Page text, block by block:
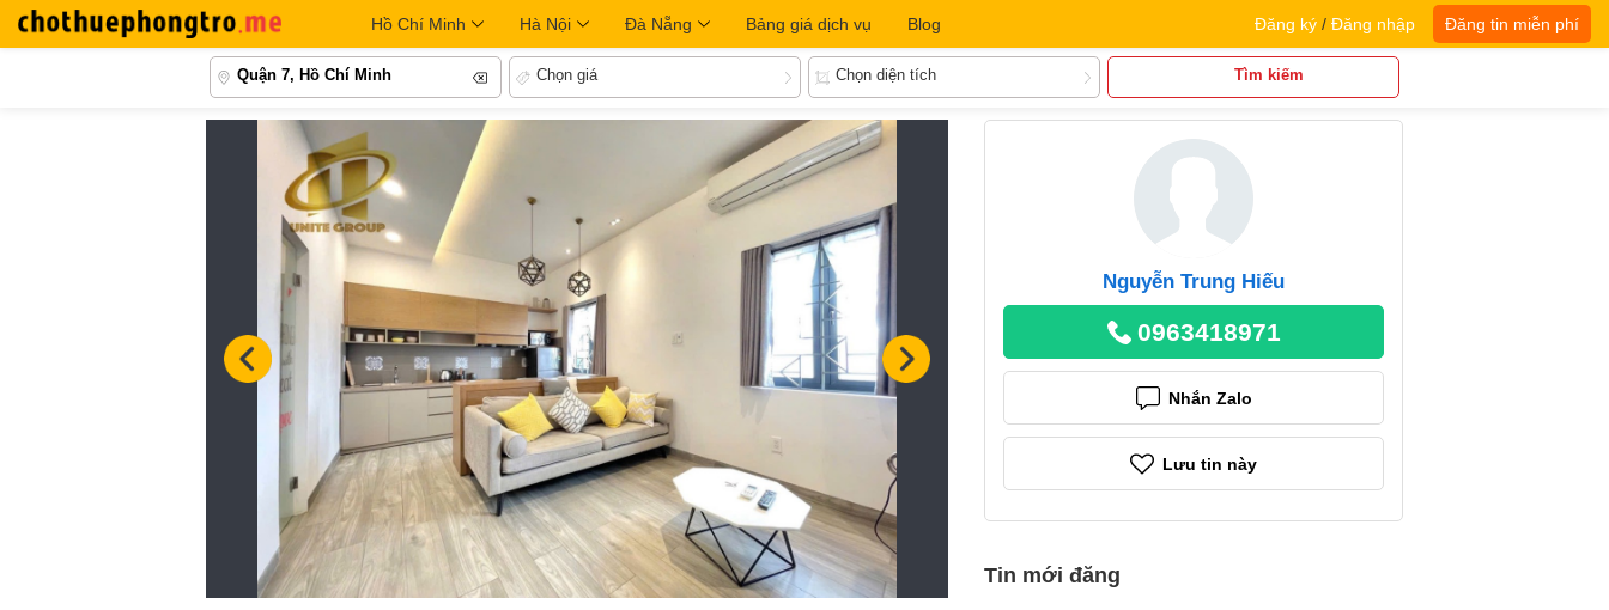
Hồ Chí Minh Hà Nội Đà Nẵng Bảng giá dịch vụ Blog Đăng ký / Đăng nhập Đăng tin miễn phí
Quận 7, Hồ Chí Minh Chọn giá Chọn diện tích Tìm kiếm
Nguyễn Trung Hiếu
0963418971
Nhắn Zalo
Lưu tin này
Tin mới đăng